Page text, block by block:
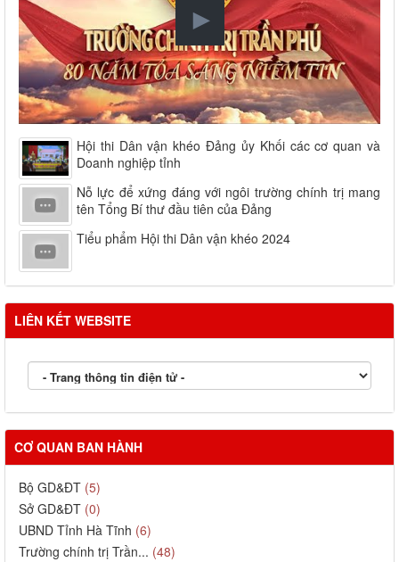
Hội thi Dân vận khéo Đảng ủy Khối các cơ quan và
Doanh nghiệp tỉnh
Nỗ lực để xứng đáng với ngôi trường chính trị mang
tên Tổng Bí thư đầu tiên của Đảng
Tiểu phẩm Hội thi Dân vận khéo 2024
LIÊN KẾT WEBSITE
CƠ QUAN BAN HÀNH
Bộ GD&ĐT (5)
Sở GD&ĐT (0)
UBND Tỉnh Hà Tĩnh (6)
Trường chính trị Trần... (48)